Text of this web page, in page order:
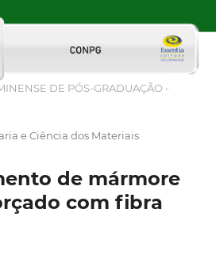
DE PÓS-GRADUAÇÃO -
e Ciência dos Materiais
de mármore
com fibra